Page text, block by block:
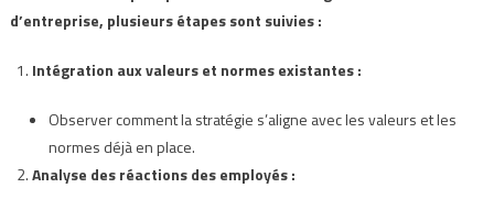
d’entreprise, plusieurs étapes sont suivies :
Intégration aux valeurs et normes existantes :
Observer comment la stratégie s’aligne avec les valeurs et les
normes déjà en place.
Analyse des réactions des employés :